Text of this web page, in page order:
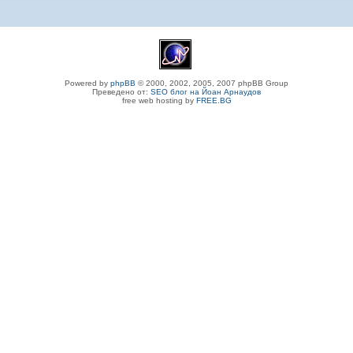
Powered by phpBB © 2000, 2002, 2005, 2007 phpBB Group
Преведено от: SEO блог на Йоан Арнаудов
free web hosting by FREE.BG